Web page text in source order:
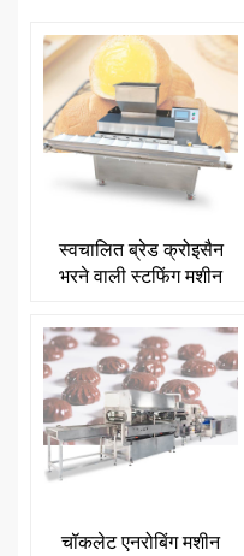
स्वचालित ब्रेड क्रोइसैन
भरने वाली स्टफिंग मशीन
चॉकलेट एनरोबिंग मशीन